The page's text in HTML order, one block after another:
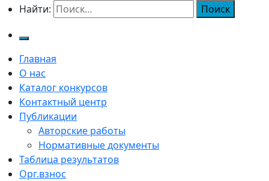
Найти:
Главная
О нас
Каталог конкурсов
Контактный центр
Публикации
Авторские работы
Нормативные документы
Таблица результатов
Орг.взнос